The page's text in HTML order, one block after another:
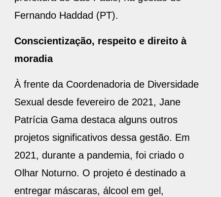
Fernando Haddad (PT).
Conscientização, respeito e direito à
moradia
À frente da Coordenadoria de Diversidade
Sexual desde fevereiro de 2021, Jane
Patrícia Gama destaca alguns outros
projetos significativos dessa gestão. Em
2021, durante a pandemia, foi criado o
Olhar Noturno. O projeto é destinado a
entregar máscaras, álcool em gel,